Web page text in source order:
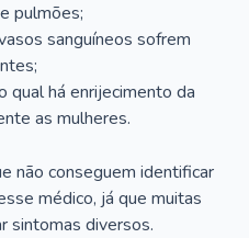
pulmões;
sanguíneos sofrem
qual há enrijecimento da
as mulheres.
não conseguem identificar
médico, já que muitas
sintomas diversos.